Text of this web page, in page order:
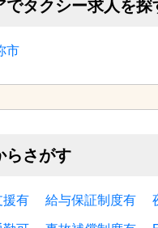
タクシー求人を探す
市
さがす